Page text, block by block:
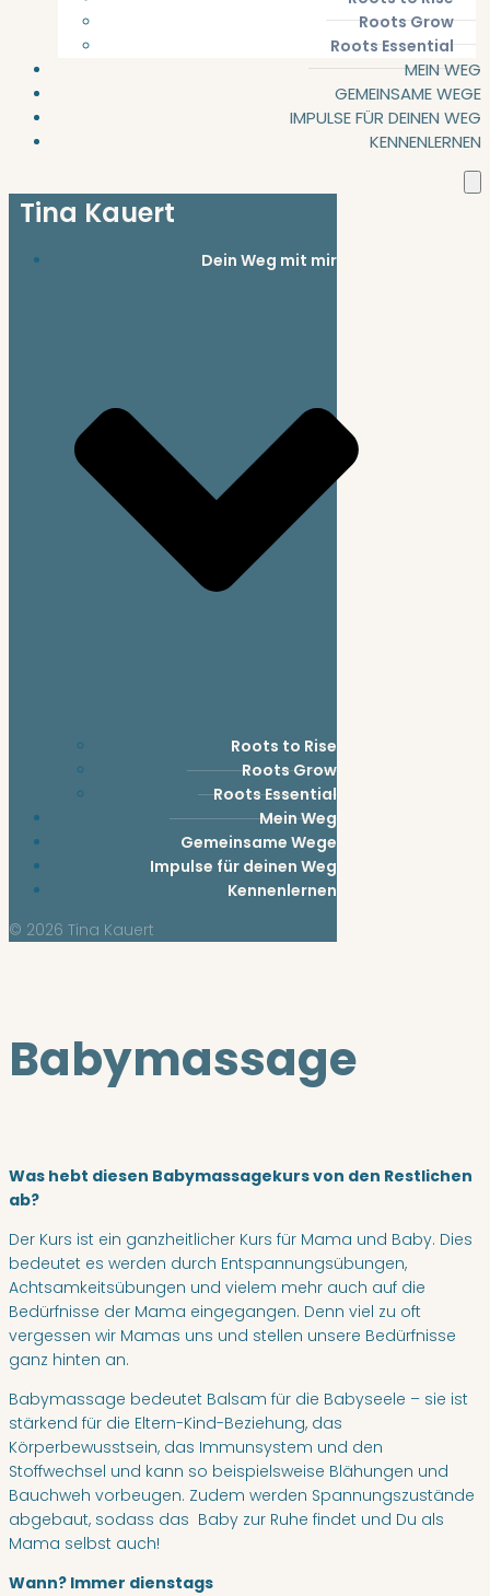
Roots Grow
Roots Essential
MEIN WEG
GEMEINSAME WEGE
IMPULSE FÜR DEINEN WEG
KENNENLERNEN
Tina Kauert
Dein Weg mit mir
Roots to Rise
Roots Grow
Roots Essential
Mein Weg
Gemeinsame Wege
Impulse für deinen Weg
Kennenlernen
© 2026 Tina Kauert
Babymassage
Was hebt diesen Babymassagekurs von den Restlichen
ab?
Der Kurs ist ein ganzheitlicher Kurs für Mama und Baby. Dies
bedeutet es werden durch Entspannungsübungen,
Achtsamkeitsübungen und vielem mehr auch auf die
Bedürfnisse der Mama eingegangen. Denn viel zu oft
vergessen wir Mamas uns und stellen unsere Bedürfnisse
ganz hinten an.
Babymassage bedeutet Balsam für die Babyseele – sie ist
stärkend für die Eltern-Kind-Beziehung, das
Körperbewusstsein, das Immunsystem und den
Stoffwechsel und kann so beispielsweise Blähungen und
Bauchweh vorbeugen. Zudem werden Spannungszustände
abgebaut, sodass das Baby zur Ruhe findet und Du als
Mama selbst auch!
Wann? Immer dienstags